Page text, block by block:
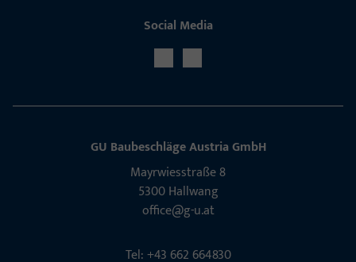
Social Media
GU Baubeschläge Aus­tria GmbH
Mayrwies­straße 8
5300 Hall­wang
office@g-u.at
Tel: +43 662 664830